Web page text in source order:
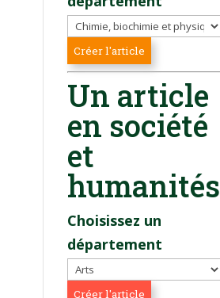
Un article
en société
et
humanités
Choisissez un
département